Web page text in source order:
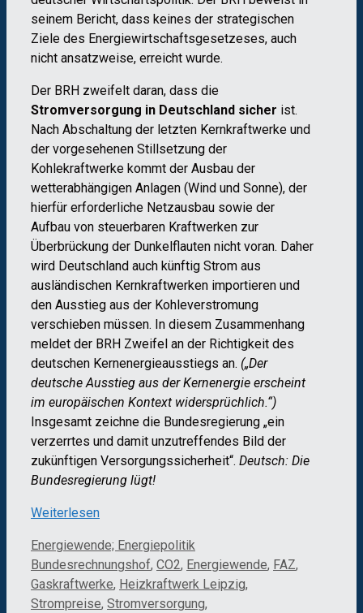
seinem Bericht, dass keines der strategischen
Ziele des Energiewirtschaftsgesetzeses, auch
nicht ansatzweise, erreicht wurde.
Der BRH zweifelt daran, dass die
Stromversorgung in Deutschland sicher ist.
Nach Abschaltung der letzten Kernkraftwerke und
der vorgesehenen Stillsetzung der
Kohlekraftwerke kommt der Ausbau der
wetterabhängigen Anlagen (Wind und Sonne), der
hierfür erforderliche Netzausbau sowie der
Aufbau von steuerbaren Kraftwerken zur
Überbrückung der Dunkelflauten nicht voran. Daher
wird Deutschland auch künftig Strom aus
ausländischen Kernkraftwerken importieren und
den Ausstieg aus der Kohleverstromung
verschieben müssen. In diesem Zusammenhang
meldet der BRH Zweifel an der Richtigkeit des
deutschen Kernenergieausstiegs an. („Der
deutsche Ausstieg aus der Kernenergie erscheint
im europäischen Kontext widersprüchlich.“)
Insgesamt zeichne die Bundesregierung „ein
verzerrtes und damit unzutreffendes Bild der
zukünftigen Versorgungssicherheit“. Deutsch: Die
Bundesregierung lügt!
Weiterlesen
Kategorien
Energiewende; Energiepolitik
Bundesrechnungshof, CO2, Energiewende, FAZ,
Gaskraftwerke, Heizkraftwerk Leipzig,
Strompreise, Stromversorgung,